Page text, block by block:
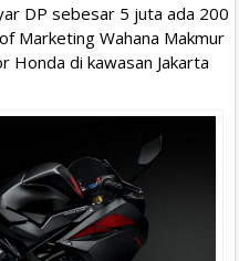
DP sebesar 5 juta ada 200
Marketing Wahana Makmur
Honda di kawasan Jakarta